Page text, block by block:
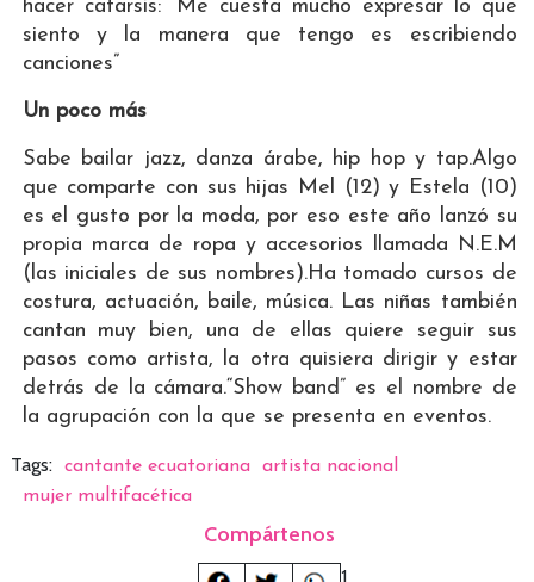
hacer catarsis: “Me cuesta mucho expresar lo que
siento y la manera que tengo es escribiendo
canciones”
Un poco más
Sabe bailar jazz, danza árabe, hip hop y tap.Algo
que comparte con sus hijas Mel (12) y Estela (10)
es el gusto por la moda, por eso este año lanzó su
propia marca de ropa y accesorios llamada N.E.M
(las iniciales de sus nombres).Ha tomado cursos de
costura, actuación, baile, música. Las niñas también
cantan muy bien, una de ellas quiere seguir sus
pasos como artista, la otra quisiera dirigir y estar
detrás de la cámara.“Show band” es el nombre de
la agrupación con la que se presenta en eventos.
Tags: cantante ecuatoriana
artista nacional
mujer multifacética
Compártenos
1